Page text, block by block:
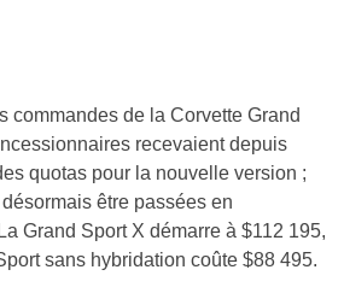
commandes de la Corvette Grand
recevaient depuis
quotas pour la nouvelle version ;
être passées en
Grand Sport X démarre à $112 195,
sans hybridation coûte $88 495.